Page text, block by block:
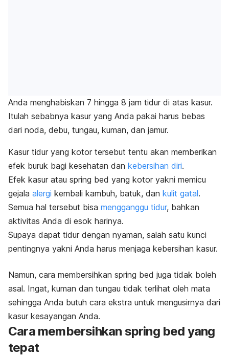
Anda menghabiskan 7 hingga 8 jam tidur di atas kasur.
Itulah sebabnya kasur yang Anda pakai harus bebas
dari noda, debu, tungau, kuman, dan jamur.
Kasur tidur yang kotor tersebut tentu akan memberikan
efek buruk bagi kesehatan dan kebersihan diri.
Efek kasur atau spring bed yang kotor yakni memicu
gejala alergi kembali kambuh, batuk, dan kulit gatal.
Semua hal tersebut bisa mengganggu tidur, bahkan
aktivitas Anda di esok harinya.
Supaya dapat tidur dengan nyaman, salah satu kunci
pentingnya yakni Anda harus menjaga kebersihan kasur.
Namun, cara membersihkan spring bed juga tidak boleh
asal. Ingat, kuman dan tungau tidak terlihat oleh mata
sehingga Anda butuh cara ekstra untuk mengusirnya dari
kasur kesayangan Anda.
Cara membersihkan spring bed yang
tepat